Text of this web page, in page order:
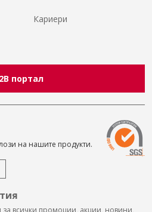
Кариери
портал
на нашите продукти.
всички промоции, акции, новини,